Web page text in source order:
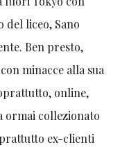
del liceo, Sano
Ben presto,
minacce alla sua
online,
ormai collezionato
ex-clienti